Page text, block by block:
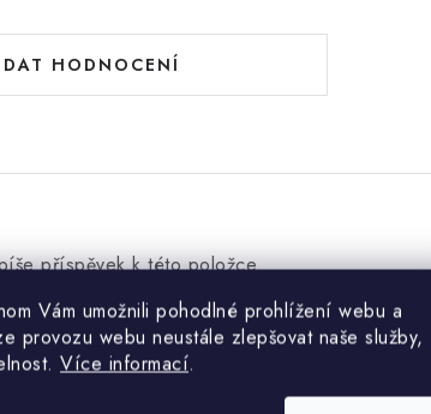
Vám umožnili pohodlné prohlížení webu a
provozu webu neustále zlepšovat naše služby,
Více informací.
HODNOCENÍ
příspěvek k této položce.
KOMENTÁŘ